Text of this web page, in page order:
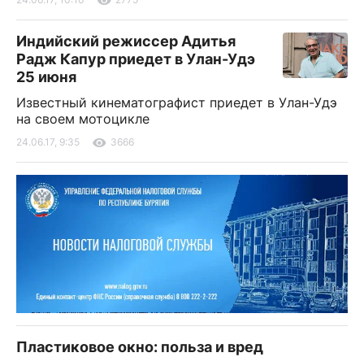
Индийский режиссер Адитья
Радж Капур приедет в Улан-Удэ
25 июня
Известный кинематографист приедет в Улан-Удэ
на своем мотоцикле
24.06.17, 9:35 3666
Пластиковое окно: польза и вред